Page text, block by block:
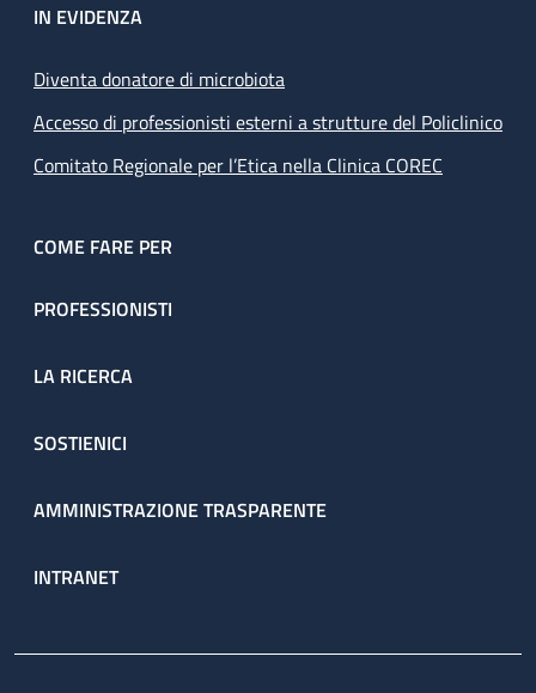
IN EVIDENZA
Diventa donatore di microbiota
Accesso di professionisti esterni a strutture del Policlinico
Comitato Regionale per l’Etica nella Clinica COREC
COME FARE PER
PROFESSIONISTI
LA RICERCA
SOSTIENICI
AMMINISTRAZIONE TRASPARENTE
INTRANET